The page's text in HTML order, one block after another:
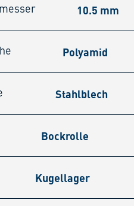
10.5 mm
Polyamid
Stahlblech
Bockrolle
Kugellager